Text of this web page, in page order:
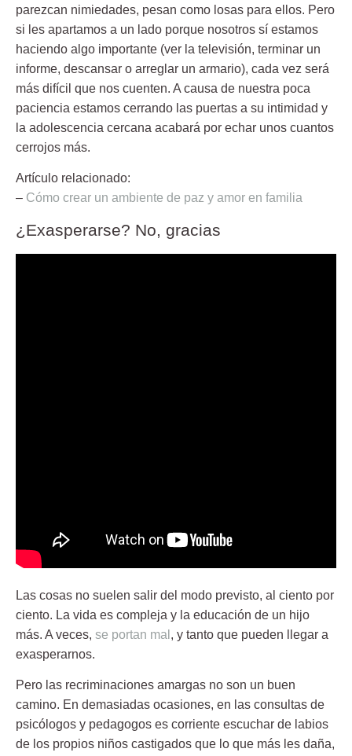
parezcan nimiedades, pesan como losas para ellos. Pero
si les apartamos a un lado porque nosotros sí estamos
haciendo algo importante (ver la televisión, terminar un
informe, descansar o arreglar un armario), cada vez será
más difícil que nos cuenten. A causa de nuestra poca
paciencia estamos cerrando las puertas a su intimidad y
la adolescencia cercana acabará por echar unos cuantos
cerrojos más.
Artículo relacionado:
– Cómo crear un ambiente de paz y amor en familia
¿Exasperarse? No, gracias
Las cosas no suelen salir del modo previsto, al ciento por
ciento. La vida es compleja y la educación de un hijo
más. A veces, se portan mal , y tanto que pueden llegar a
exasperarnos.
Pero las recriminaciones amargas no son un buen
camino. En demasiadas ocasiones, en las consultas de
psicólogos y pedagogos es corriente escuchar de labios
de los propios niños castigados que lo que más les daña,